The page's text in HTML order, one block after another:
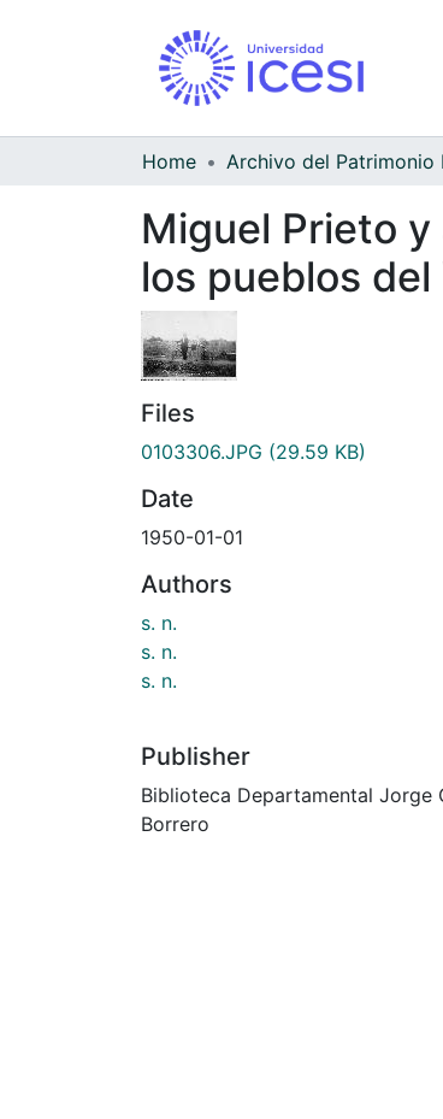
Home
Miguel Prieto
los pueblos del
Files
0103306.JPG (29.59 KB)
Date
1950-01-01
Authors
s. n.
s. n.
s. n.
Publisher
Biblioteca Departamental Jorge
Borrero